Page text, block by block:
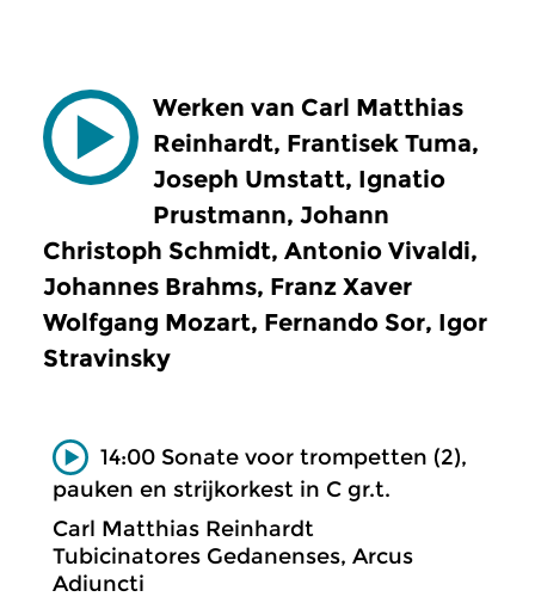
Werken van Carl Matthias
Reinhardt, Frantisek Tuma,
Joseph Umstatt, Ignatio
Prustmann, Johann
Christoph Schmidt, Antonio Vivaldi,
Johannes Brahms, Franz Xaver
Wolfgang Mozart, Fernando Sor, Igor
Stravinsky
14:00 Sonate voor trompetten (2),
pauken en strijkorkest in C gr.t.
Carl Matthias Reinhardt
Tubicinatores Gedanenses, Arcus
Adiuncti